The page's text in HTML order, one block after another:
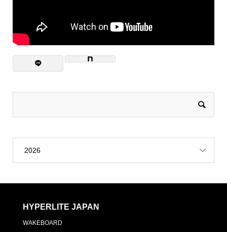
2026
HYPERLITE JAPAN
WAKEBOARD